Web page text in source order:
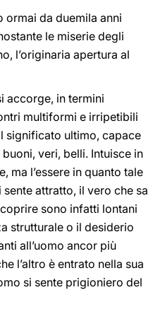
ormai da duemila anni
le miserie degli
l’originaria apertura al
accorge, in termini
multiformi e irripetibili
significato ultimo, capace
veri, belli. Intuisce in
ma l’essere in quanto tale
attratto, il vero che sa
sono infatti lontani
strutturale o il desiderio
all’uomo ancor più
l’altro è entrato nella sua
si sente prigioniero del